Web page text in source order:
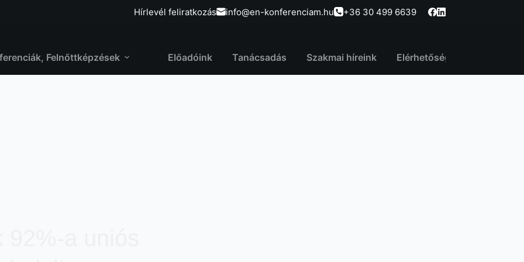
Hírlevél feliratkozás info@en-konferenciam.hu +36 30 499 6639
Felnőttképzések Előadóink Tanácsadás Szakmai híreink Elérhetőség